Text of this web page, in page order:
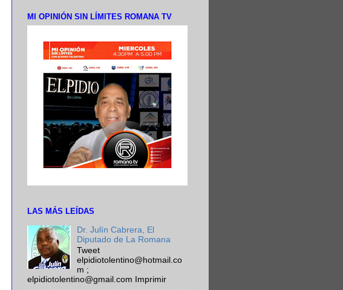
MI OPINIÓN SIN LÍMITES ROMANA TV
LAS MÁS LEÍDAS
Dr. Julín Cabrera, El
Diputado de La Romana
Tweet
elpidiotolentino@hotmail.co
m ;
elpidiotolentino@gmail.com Imprimir